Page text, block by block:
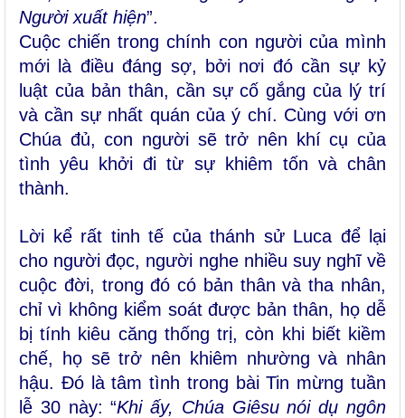
Người xuất hiện”.
Cuộc chiến trong chính con người của mình
mới là điều đáng sợ, bởi nơi đó cần sự kỷ
luật của bản thân, cần sự cố gắng của lý trí
và cần sự nhất quán của ý chí. Cùng với ơn
Chúa đủ, con người sẽ trở nên khí cụ của
tình yêu khởi đi từ sự khiêm tốn và chân
thành.
Lời kể rất tinh tế của thánh sử Luca để lại
cho người đọc, người nghe nhiều suy nghĩ về
cuộc đời, trong đó có bản thân và tha nhân,
chỉ vì không kiểm soát được bản thân, họ dễ
bị tính kiêu căng thống trị, còn khi biết kiềm
chế, họ sẽ trở nên khiêm nhường và nhân
hậu. Đó là tâm tình trong bài Tin mừng tuần
lễ 30 này: “Khi ấy, Chúa Giêsu nói dụ ngôn